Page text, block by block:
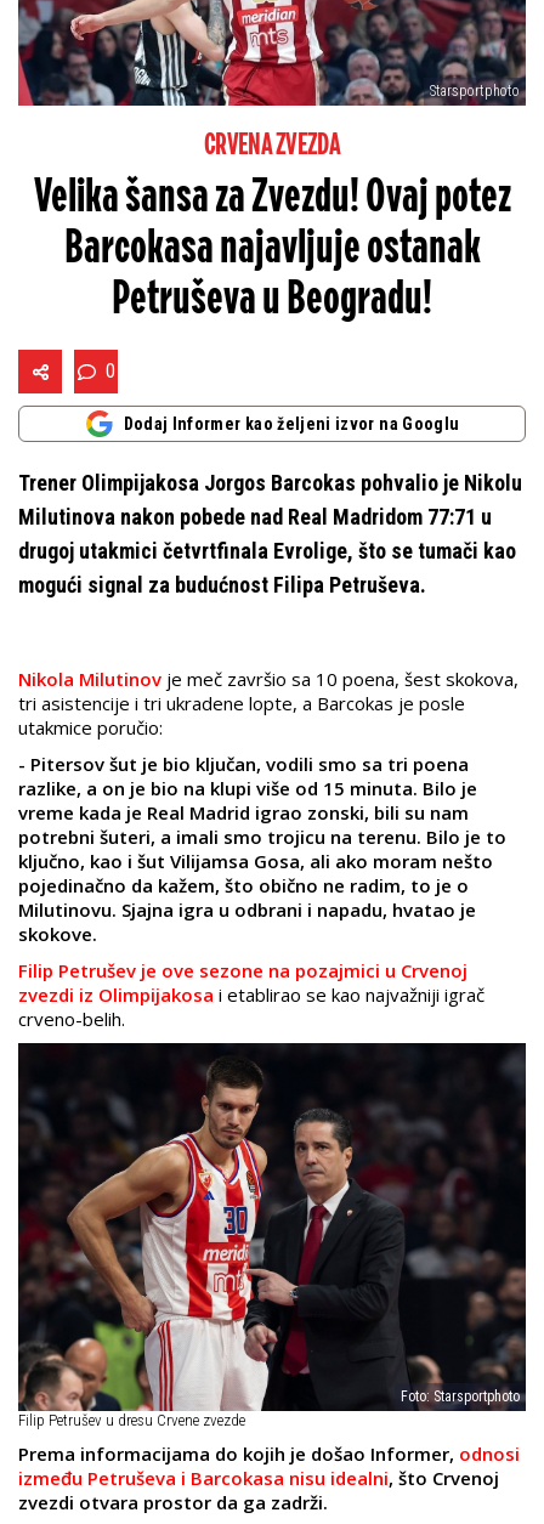
Starsportphoto
CRVENA ZVEZDA
Velika šansa za Zvezdu! Ovaj potez
Barcokasa najavljuje ostanak
Petruševa u Beogradu!
0
Dodaj Informer kao željeni izvor na Googlu
Trener Olimpijakosa Jorgos Barcokas pohvalio je Nikolu
Milutinova nakon pobede nad Real Madridom 77:71 u
drugoj utakmici četvrtfinala Evrolige, što se tumači kao
mogući signal za budućnost Filipa Petruševa.
Nikola Milutinov je meč završio sa 10 poena, šest skokova,
tri asistencije i tri ukradene lopte, a Barcokas je posle
utakmice poručio:
- Pitersov šut je bio ključan, vodili smo sa tri poena
razlike, a on je bio na klupi više od 15 minuta. Bilo je
vreme kada je Real Madrid igrao zonski, bili su nam
potrebni šuteri, a imali smo trojicu na terenu. Bilo je to
ključno, kao i šut Vilijamsa Gosa, ali ako moram nešto
pojedinačno da kažem, što obično ne radim, to je o
Milutinovu. Sjajna igra u odbrani i napadu, hvatao je
skokove.
Filip Petrušev je ove sezone na pozajmici u Crvenoj
zvezdi iz Olimpijakosa i etablirao se kao najvažniji igrač
crveno-belih.
Foto: Starsportphoto
Filip Petrušev u dresu Crvene zvezde
Prema informacijama do kojih je došao Informer, odnosi
između Petruševa i Barcokasa nisu idealni, što Crvenoj
zvezdi otvara prostor da ga zadrži.